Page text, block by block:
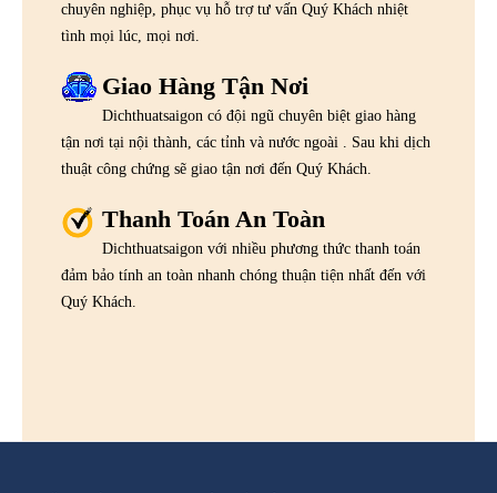
chuyên nghiệp, phục vụ hỗ trợ tư vấn Quý Khách nhiệt
tình mọi lúc, mọi nơi.
Giao Hàng Tận Nơi
Dichthuatsaigon có đội ngũ chuyên biệt giao hàng
tận nơi tại nội thành, các tỉnh và nước ngoài . Sau khi dịch
thuật công chứng sẽ giao tận nơi đến Quý Khách.
Thanh Toán An Toàn
Dichthuatsaigon với nhiều phương thức thanh toán
đảm bảo tính an toàn nhanh chóng thuận tiện nhất đến với
Quý Khách.